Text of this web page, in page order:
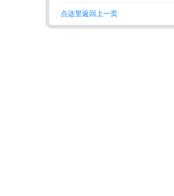
点这里返回上一页